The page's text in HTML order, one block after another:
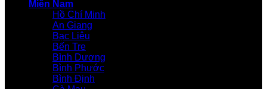
Miền Nam
Hồ Chí Minh
An Giang
Bạc Liêu
Bến Tre
Bình Dương
Bình Phước
Bình Định